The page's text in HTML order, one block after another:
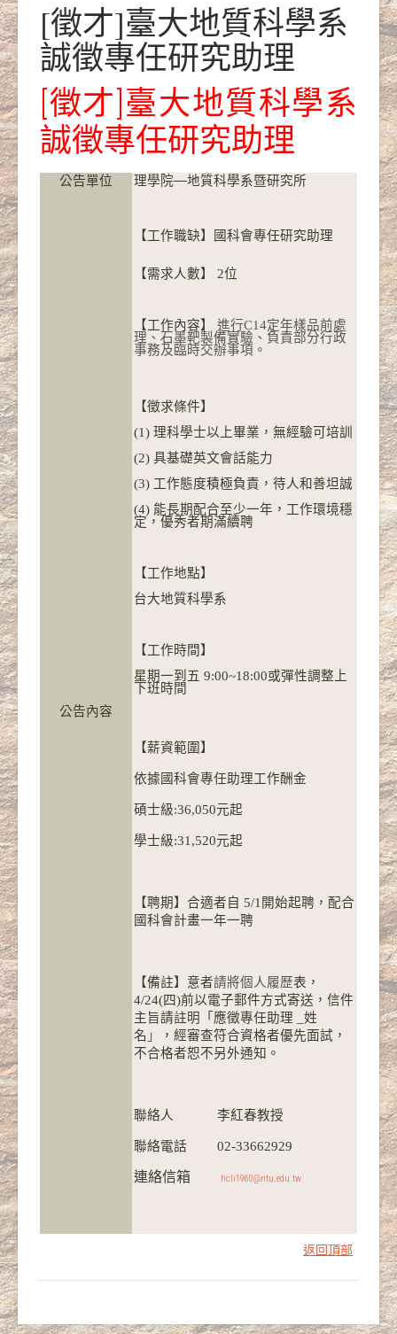
[徵才]臺大地質科學系
誠徵專任研究助理
[徵才]臺大地質科學系
誠徵專任研究助理
公告單位 理學院—地質科學系暨研究所
公告內容
【工作職缺】國科會專任研究助理
【需求人數】 2位
【工作內容】 進行C14定年樣品前處
理 、 石墨靶製備實驗、負責部分行政
事務及臨時交辦事項。
【徵求條件】
(1) 理科學士以上畢業，無經驗可 培訓
(2) 具基礎英文會話能力
(3) 工作態度積極負責，待人和善坦誠
(4) 能長期配合至少一年，工作環境穩
定，優秀者期滿續聘
【工作地點】
台大地質科學系
【工作時間】
星期一到五 9:00~18:00或彈性調整上
下班時間
【薪資範圍】
依據國科會專任助理工作酬金
碩士級:36,050元起
學士級:31,520元起
【聘期】合適者自 5/1開始起聘， 配合
國科會計畫一年一聘
【備註】意者請將個人履歷表，
4/24(四)前以電子郵件方式寄送，信件
主旨請註明「應徵專任助理 _姓
名 」 ，經審查符合資格者優先面試 ，
不合格者恕不另外通知。
聯絡人 李紅春教授
聯絡電話 02-33662929
連絡信箱 hcli1960@ntu.edu.tw
返回頂部